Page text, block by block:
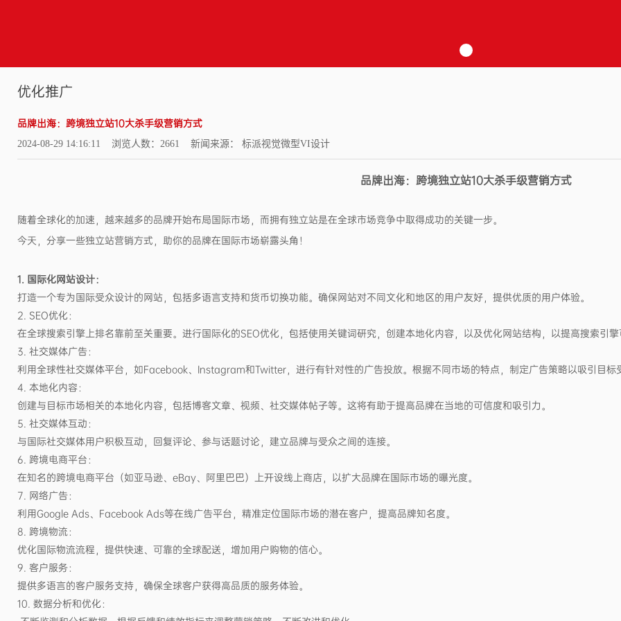
优化推广
​​品牌出海：跨境独立站10大杀手级营销方式
2024-08-29 14:16:11 浏览人数：2661 新闻来源： 标派视觉微型VI设计
品牌出海：跨境独立站10大杀手级营销方式
随着全球化的加速，越来越多的品牌开始布局国际市场，而拥有独立站是在全球市场竞争中取得成功的关键一步。
今天，分享一些独立站营销方式，助你的品牌在国际市场崭露头角！
1. 国际化网站设计：
打造一个专为国际受众设计的网站，包括多语言支持和货币切换功能。确保网站对不同文化和地区的用户友好，提供优质的用户体验。
2. SEO优化：
在全球搜索引擎上排名靠前至关重要。进行国际化的SEO优化，包括使用关键词研究，创建本地化内容，以及优化网站结构，以提高搜索引擎
3. 社交媒体广告：
利用全球性社交媒体平台，如Facebook、Instagram和Twitter，进行有针对性的广告投放。根据不同市场的特点，制定广告策略以吸引目标
4. 本地化内容：
创建与目标市场相关的本地化内容，包括博客文章、视频、社交媒体帖子等。这将有助于提高品牌在当地的可信度和吸引力。
5. 社交媒体互动：
与国际社交媒体用户积极互动，回复评论、参与话题讨论，建立品牌与受众之间的连接。
6. 跨境电商平台：
在知名的跨境电商平台（如亚马逊、 eBay、阿里巴巴）上开设线上商店，以扩大品牌在国际市场的曝光度。
7. 网络广告：
利用Google Ads、Facebook Ads等在线广告平台，精准定位国际市场的潜在客户，提高品牌知名度。
8. 跨境物流：
优化国际物流流程，提供快速、可靠的全球配送，增加用户购物的信心。
9. 客户服务：
提供多语言的客户服务支持，确保全球客户获得高品质的服务体验。
10. 数据分析和优化：